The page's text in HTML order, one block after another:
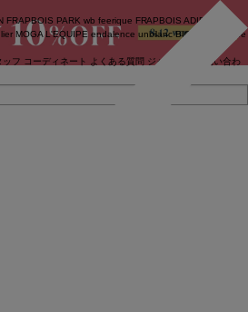
FRAPBOIS PARK wb feerique FRAPBOIS ADIEU
MOGA L'EQUIPE endalence unbilanc BIGI online store
ッフ コーディネート よくある質問 ジャーナル
お問い合わ